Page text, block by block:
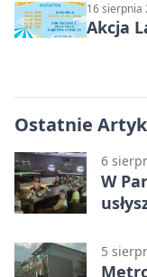
16 sierpnia
Akcja
Ostatnie
6
W
5